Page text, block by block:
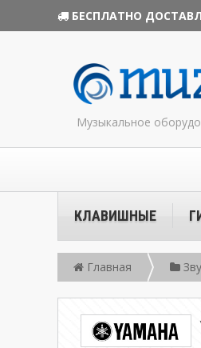
БЕСПЛАТНО
Музыкальное
КЛАВИШНЫЕ
Главная